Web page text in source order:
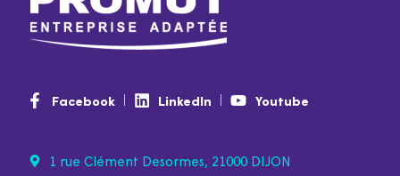
Facebook LinkedIn Youtube
1 rue Clément Desormes, 21000 DIJON